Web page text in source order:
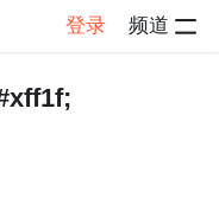
登录 频道
情